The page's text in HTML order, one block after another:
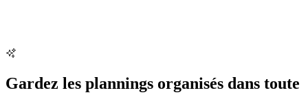
Gardez les plannings organisés dans toute